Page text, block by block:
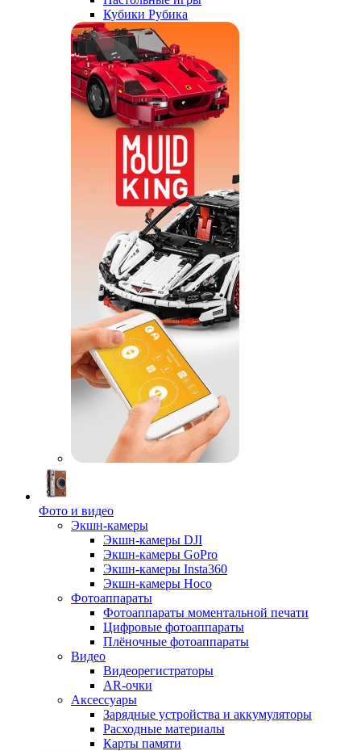
Кубики Рубика
Фото и видео
Экшн-камеры
Экшн-камеры DJI
Экшн-камеры GoPro
Экшн-камеры Insta360
Экшн-камеры Hoco
Фотоаппараты
Фотоаппараты моментальной печати
Цифровые фотоаппараты
Плёночные фотоаппараты
Видео
Видеорегистраторы
AR-очки
Аксессуары
Зарядные устройства и аккумуляторы
Расходные материалы
Карты памяти